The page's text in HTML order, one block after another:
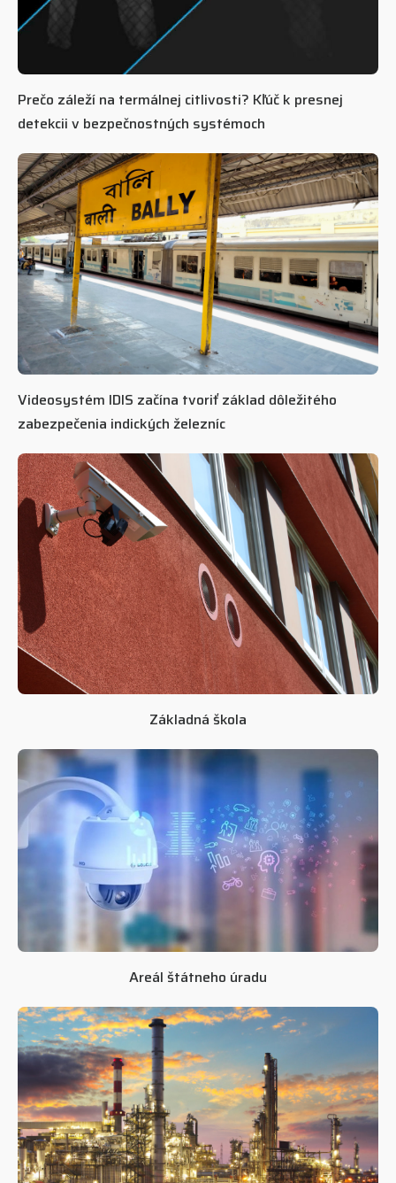
Prečo záleží na termálnej citlivosti? Kľúč k presnej
detekcii v bezpečnostných systémoch
Videosystém IDIS začína tvoriť základ dôležitého
zabezpečenia indických železníc
Základná škola
Areál štátneho úradu